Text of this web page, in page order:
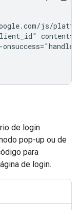
js/
content="
de login
pop-up ou de
para
de login.